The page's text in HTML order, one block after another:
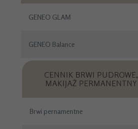
GENEO GLAM
GENEO Balance
CENNIK BRWI PUDROWE,
MAKIJAŻ PERMANENTNY
Brwi pernamentne